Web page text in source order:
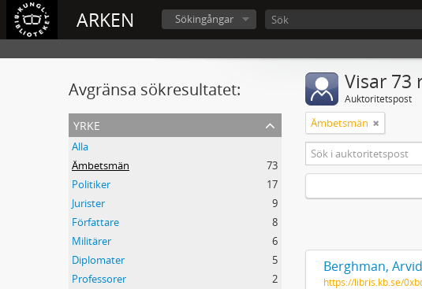
ARKEN Sökingångar
Avgränsa sökresultatet:
yrke
Alla
Ämbetsmän
73
Politiker
17
Jurister
9
Författare
8
Militärer
6
Diplomater
5
Professorer
2
Visar 73
Auktoritetspost
Ämbetsmän
Berghman, Arvid
https://libris.kb.se/